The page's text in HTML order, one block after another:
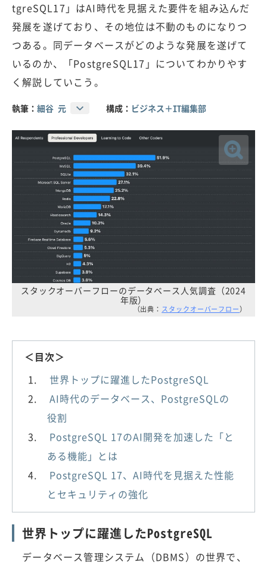
tgreSQL17」はAI時代を見据えた要件を組み込んだ
発展を遂げており、その地位は不動のものになりつ
つある。同データベースがどのような発展を遂げて
いるのか、「PostgreSQL17」についてわかりやす
く解説していこう。
執筆： 細谷 元 構成： ビジネス＋IT編集部
スタックオーバーフローのデータベース人気調査（2024
年版）
（出典： スタックオーバーフロー）
＜目次＞
世界トップに躍進したPostgreSQL
AI時代のデータベース、PostgreSQLの
役割
PostgreSQL 17のAI開発を加速した「と
ある機能」とは
PostgreSQL 17、AI時代を見据えた性能
とセキュリティの強化
世界トップに躍進したPostgreSQL
データベース管理システム（DBMS）の世界で、